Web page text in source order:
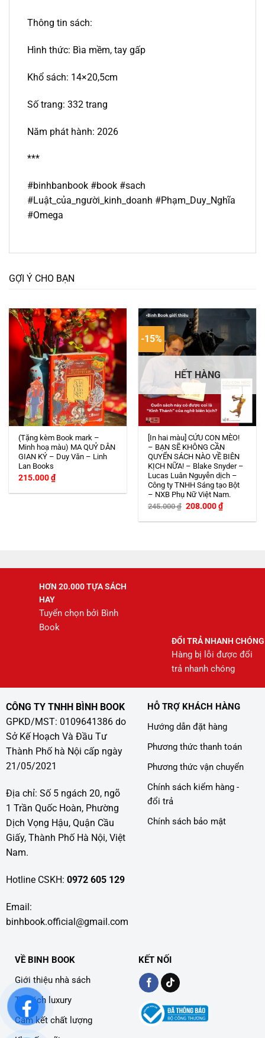
Thông tin sách:
Hình thức: Bìa mềm, tay gấp
Khổ sách: 14×20,5cm
Số trang: 332 trang
Năm phát hành: 2026
***
#binhbanbook #book #sach
#Luật_của_người_kinh_doanh #Phạm_Duy_ Nghĩa
#Omega
GỢI Ý CHO BẠN
(Tặng kèm Book mark –
Minh hoạ màu) MA QUỶ DÂN
GIAN KÝ – Duy Văn – Linh
Lan Books
215.000₫
-15%
HẾT HÀNG
[In hai màu] CỨU CON MÈO!
– BẠN SẼ KHÔNG CẦN
QUYỂN SÁCH NÀO VỀ BIÊN
KỊCH NỮA! – Blake Snyder –
Lucas Luân Nguyễn dịch –
Công ty TNHH Sáng tạo Bột
– NXB Phụ Nữ Việt Nam.
245.000₫ Giá
là:
208.000₫Giá
hiện
tại
HƠN 20.000 TỰA SÁCH
HAY
Tuyển chọn bởi Bình
Book
ĐỔI TRẢ NHANH CHÓNG
Hàng bị lỗi được đổi
trả nhanh chóng
CÔNG TY TNHH BÌNH BOOK
GPKD/MST: 0109641386 do
Sở Kế Hoạch Và Đầu Tư
Thành Phố hà Nội cấp ngày
21/05/2021
Địa chỉ: Số 5 ngách 20, ngõ
1 Trần Quốc Hoàn, Phường
Dịch Vọng Hậu, Quận Cầu
Giấy, Thành Phố Hà Nội, Việt
Nam.
Hotline CSKH: 0972 605 129
Email:
binhbook.official@gmail.com
HỖ TRỢ KHÁCH HÀNG
Hướng dẫn đặt hàng
Phương thức thanh toán
Phương thức vận chuyển
Chính sách kiểm hàng -
đổi trả
Chính sách bảo mật
VỀ BINH BOOK
Giới thiệu nhà sách
Tủ sách luxury
Cam kết chất lượng
KẾT NỐI